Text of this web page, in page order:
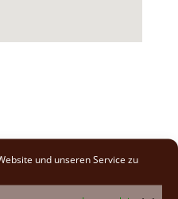
und unseren Service zu